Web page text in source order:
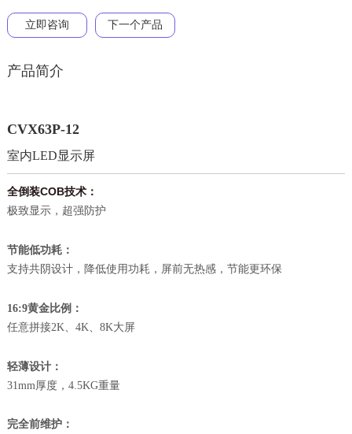
立即咨询 下一个产品
产品简介
CVX63P-12
室内LED显示屏
全倒装COB技术：
极致显示，超强防护
节能低功耗：
支持共阴设计，降低使用功耗，屏前无热感，节能更环保
16:9黄金比例 ：
任意拼接2K、4K、8K大屏
轻薄设计：
31mm厚度，4.5KG重量
完全前维护：